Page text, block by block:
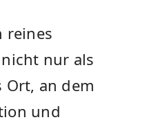
reines
nur als
an dem
und